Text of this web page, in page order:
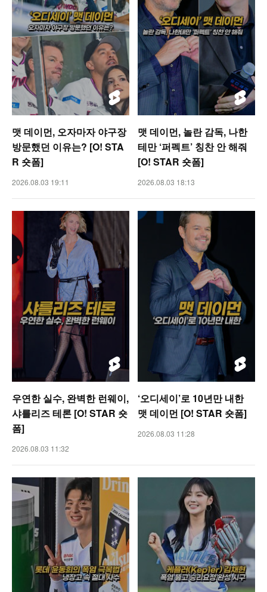
맷 데이먼, 오자마자 야구장
방문했던 이유는? [O! STA
R 숏폼]
2026.08.03 19:11
맷 데이먼, 놀란 감독, 나한
테만 ‘퍼펙트’ 칭찬 안 해줘
[O! STAR 숏폼]
2026.08.03 18:13
우연한 실수, 완벽한 런웨이,
샤를리즈 테론 [O! STAR 숏
폼]
2026.08.03 11:32
‘오디세이’로 10년만 내한
맷 데이먼 [O! STAR 숏폼]
2026.08.03 11:28